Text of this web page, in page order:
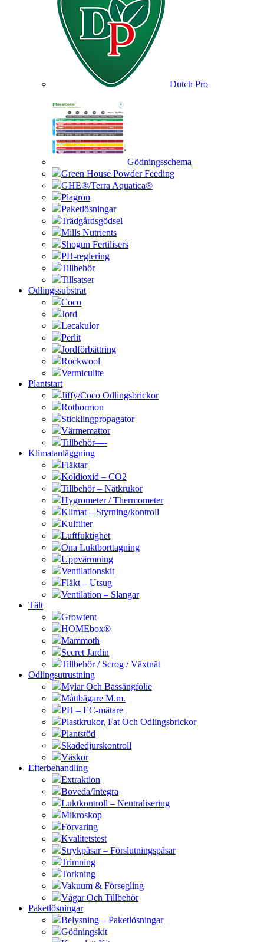
Dutch Pro
Gödningsschema
Green House Powder Feeding
GHE®/Terra Aquatica®
Plagron
Paketlösningar
Trädgårdsgödsel
Mills Nutrients
Shogun Fertilisers
PH-reglering
Tillbehör
Tillsatser
Odlingssubstrat
Coco
Jord
Lecakulor
Perlit
Jordförbättring
Rockwool
Vermiculite
Plantstart
Jiffy/Coco Odlingsbrickor
Rothormon
Sticklingpropagator
Värmemattor
Tillbehör—-
Klimatanläggning
Fläktar
Koldioxid – CO2
Tillbehör – Nätkrukor
Hygrometer / Thermometer
Klimat – Styrning/kontroll
Kulfilter
Luftfuktighet
Ona Luktborttagning
Uppvärmning
Ventilationskit
Fläkt – Utsug
Ventilation – Slangar
Tält
Growtent
HOMEbox®
Mammoth
Secret Jardin
Tillbehör / Scrog / Växtnät
Odlingsutrustning
Mylar Och Bassängfolie
Måttbägare M.m.
PH – EC-mätare
Plastkrukor, Fat Och Odlingsbrickor
Plantstöd
Skadedjurskontroll
Väskor
Efterbehandling
Extraktion
Boveda/Integra
Luktkontroll – Neutralisering
Mikroskop
Förvaring
Kvalitetstest
Strykpåsar – Förslutningspåsar
Trimning
Torkning
Vakuum & Försegling
Vågar Och Tillbehör
Paketlösningar
Belysning – Paketlösningar
Gödningskit